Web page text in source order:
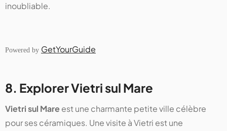
inoubliable.
Powered by GetYourGuide
8. Explorer Vietri sul Mare
Vietri sul Mareest une charmante petite ville célèbre
pour ses céramiques. Une visite à Vietri est une